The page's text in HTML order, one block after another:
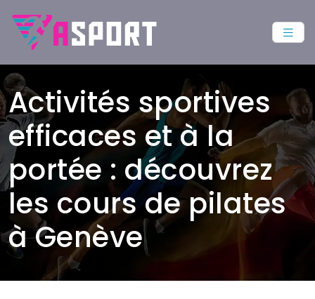
Activités sportives
efficaces et à la
portée : découvrez
les cours de pilates
à Genève